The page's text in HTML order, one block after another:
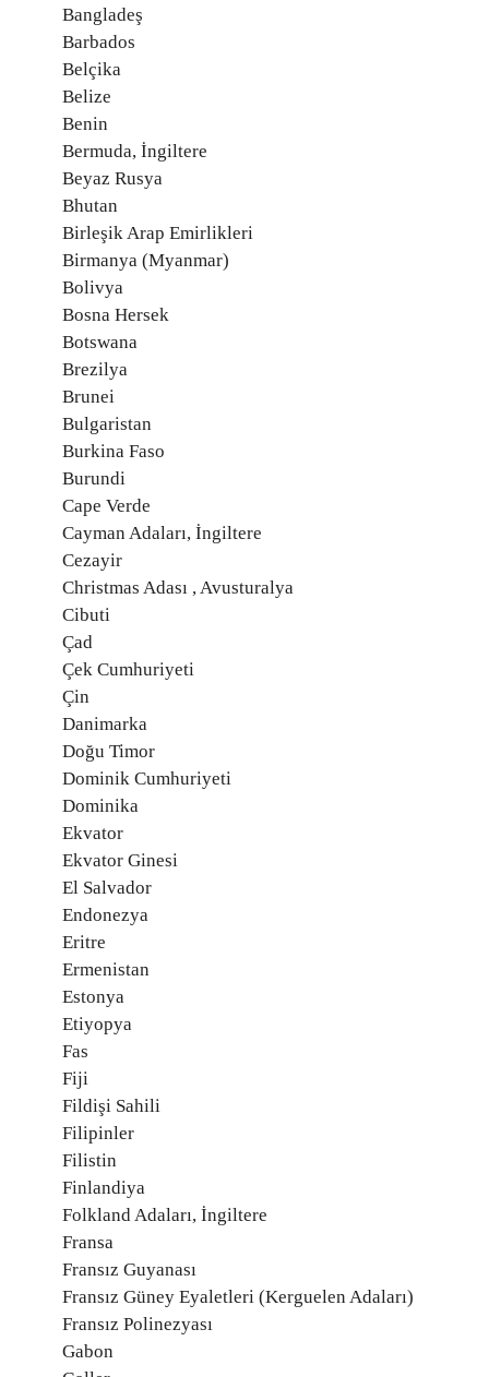
Bangladeş
Barbados
Belçika
Belize
Benin
Bermuda, İngiltere
Beyaz Rusya
Bhutan
Birleşik Arap Emirlikleri
Birmanya (Myanmar)
Bolivya
Bosna Hersek
Botswana
Brezilya
Brunei
Bulgaristan
Burkina Faso
Burundi
Cape Verde
Cayman Adaları, İngiltere
Cezayir
Christmas Adası , Avusturalya
Cibuti
Çad
Çek Cumhuriyeti
Çin
Danimarka
Doğu Timor
Dominik Cumhuriyeti
Dominika
Ekvator
Ekvator Ginesi
El Salvador
Endonezya
Eritre
Ermenistan
Estonya
Etiyopya
Fas
Fiji
Fildişi Sahili
Filipinler
Filistin
Finlandiya
Folkland Adaları, İngiltere
Fransa
Fransız Guyanası
Fransız Güney Eyaletleri (Kerguelen Adaları)
Fransız Polinezyası
Gabon